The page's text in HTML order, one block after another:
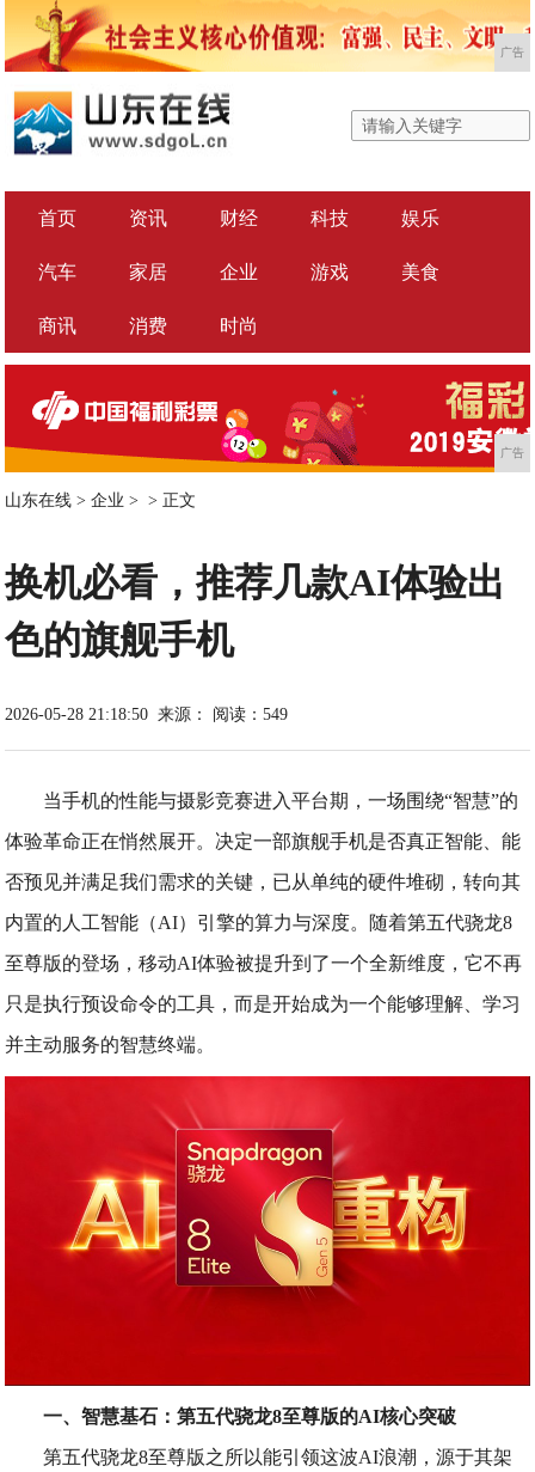
广告
首页 资讯 财经 科技 娱乐
汽车 家居 企业 游戏 美食
商讯 消费 时尚
广告
山东在线 >企业 > > 正文
换机必看，推荐几款AI体验出
色的旗舰手机
2026-05-28 21:18:50 来源： 阅读：549
当手机的性能与摄影竞赛进入平台期，一场围绕“智慧”的
体验革命正在悄然展开。决定一部旗舰手机是否真正智能、能
否预见并满足我们需求的关键，已从单纯的硬件堆砌，转向其
内置的人工智能（AI）引擎的算力与深度。随着第五代骁龙8
至尊版的登场，移动AI体验被提升到了一个全新维度，它不再
只是执行预设命令的工具，而是开始成为一个能够理解、学习
并主动服务的智慧终端。
一、智慧基石：第五代骁龙8至尊版的AI核心突破
第五代骁龙8至尊版之所以能引领这波AI浪潮，源于其架